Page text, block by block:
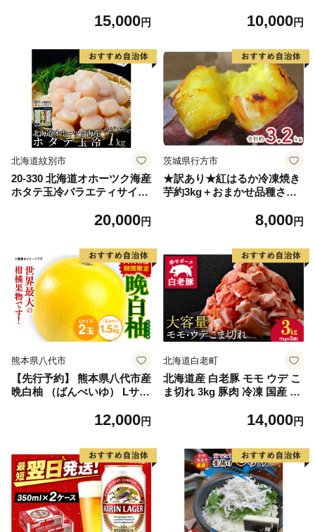
ット 2～3房 合計約1.2kg ブ
15,000円
の ひらき 詰め合わせ 冷凍 丸
鰯 いわし イワシ 切り身 おつ
まみ おかず 惣菜 人気 珍味
グルメ 規格外 国産 新鮮 魚介
天然 乾き物 乾物 酒のあて 旬
季節 お中元 お歳暮 母の日 父
の日 武久海産 愛南町 愛媛県
10,000円
北海道紋別市
20-330 北海道オホーツク海産
ホタテ玉冷バラエティサイズ
20,000円
茨城県行方市
★訳あり★紅はるか冷凍焼き
芋約3kg＋おまかせ品種さつ
まいも サツマイモ さつま芋
茨城県 行方市(EY-25)
8,000円
熊本県八代市
【先行予約】 熊本県八代市産
晩白柚 （ばんぺいゆ） Lサイ
もの フルーツ おやつ 特産 熊
12,000円
北海道白老町
北海道産 白老豚 モモ ウデ こ
ま切れ 3kg 豚肉 冷凍 国産 ス
14,000円